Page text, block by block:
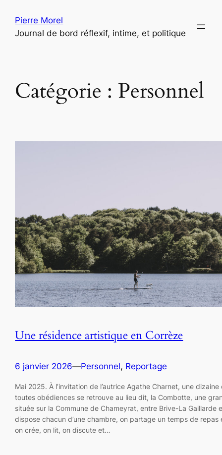
contenu
Pierre Morel
Journal de bord réflexif, intime, et politique
Catégorie : Personnel
Une résidence artistique en Corrèze
6 janvier 2026—Personnel, Reportage
Mai 2025. À l’invitation de l’autrice Agathe Charnet, une dizaine
toutes obédiences se retrouve au lieu dit, la Combotte, une
située sur la Commune de Chameyrat, entre Brive-La Gaillarde
dispose chacun d’une chambre, on partage un temps de repas
on crée, on lit, on discute et…